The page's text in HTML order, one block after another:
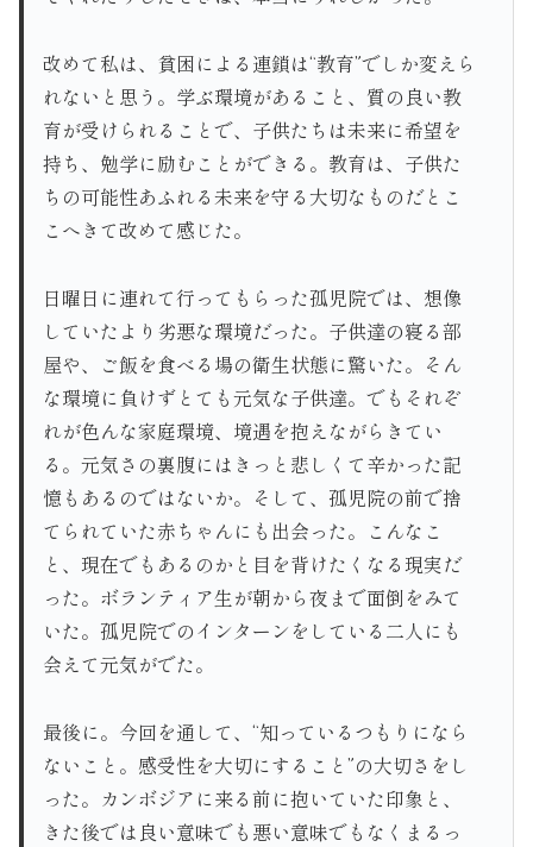
改めて私は、貧困による連鎖は“教育”でしか変えら
れないと思う。学ぶ環境があること、質の良い教
育が受けられることで、子供たちは未来に希望を
持ち、勉学に励むことができる。教育は、子供た
ちの可能性あふれる未来を守る大切なものだとこ
こへきて改めて感じた。
日曜日に連れて行ってもらった孤児院では、想像
していたより劣悪な環境だった。子供達の寝る部
屋や、ご飯を食べる場の衛生状態に驚いた。そん
な環境に負けずとても元気な子供達。でもそれぞ
れが色んな家庭環境、境遇を抱えながらきてい
る。元気さの裏腹にはきっと悲しくて辛かった記
憶もあるのではないか。そして、孤児院の前で捨
てられていた赤ちゃんにも出会った。こんなこ
と、現在でもあるのかと目を背けたくなる現実だ
った。ボランティア生が朝から夜まで面倒をみて
いた。孤児院でのインターンをしている二人にも
会えて元気がでた。
最後に。今回を通して、“知っているつもりになら
ないこと。感受性を大切にすること”の大切さをし
った。カンボジアに来る前に抱いていた印象と、
きた後では良い意味でも悪い意味でもなくまるっ